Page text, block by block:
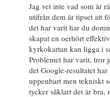
Jag vet inte vad som är
utifrån dem är tipset att
det har varit har du
skapat en oerhört
kyrkokartan kan ligga i
Problemet har varit, tror
det Google-resultatet
uppenbart men tekniskt
tycker såklart det är bra,